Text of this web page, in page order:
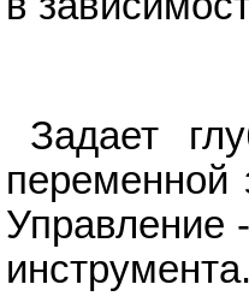
Задает
переменной
Управление
инструмента.